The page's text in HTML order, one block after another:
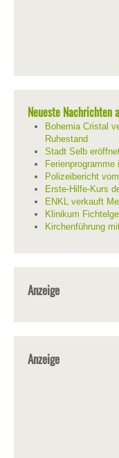
Neueste Nachrichten
Bohemia Cristal
Ruhestand
Stadt Selb
Polizeibericht vom
Erste-Hilfe-Kurs
ENKL verkauft
Klinikum
Kirchenführung
Anzeige
Anzeige